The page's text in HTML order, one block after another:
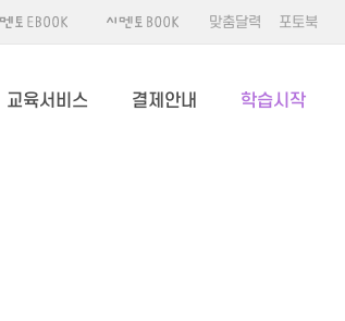
맞춤달력 포토북
교육서비스 결제안내 학습시작